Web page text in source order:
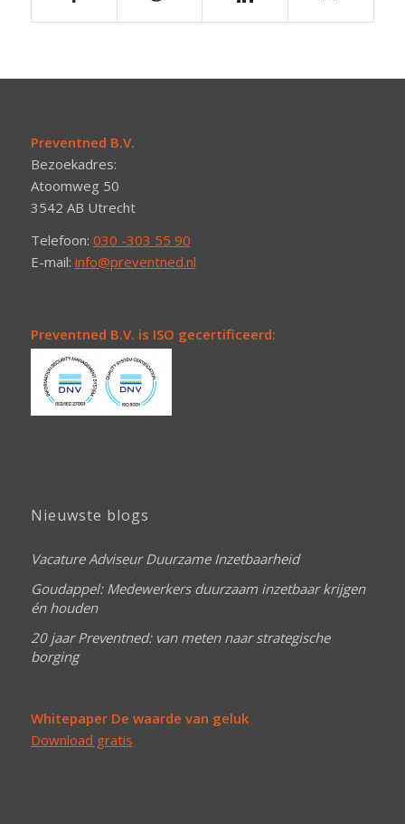
Preventned B.V.
Bezoekadres:
Atoomweg 50
3542 AB Utrecht
Telefoon: 030 -303 55 90
E-mail: info@preventned.nl
Preventned B.V. is ISO gecertificeerd:
Nieuwste blogs
Vacature Adviseur Duurzame Inzetbaarheid
Goudappel: Medewerkers duurzaam inzetbaar krijgen
én houden
20 jaar Preventned: van meten naar strategische
borging
Whitepaper De waarde van geluk
Download gratis